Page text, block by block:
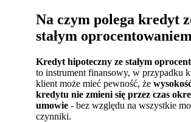
Na czym polega kredyt
stałym
Kredyt hipoteczny ze stałym
to instrument finansowy, w przypadku
klient może mieć pewność, że
kredytu nie zmieni się przez czas
umowie - bez względu na wszystkie
czynniki.